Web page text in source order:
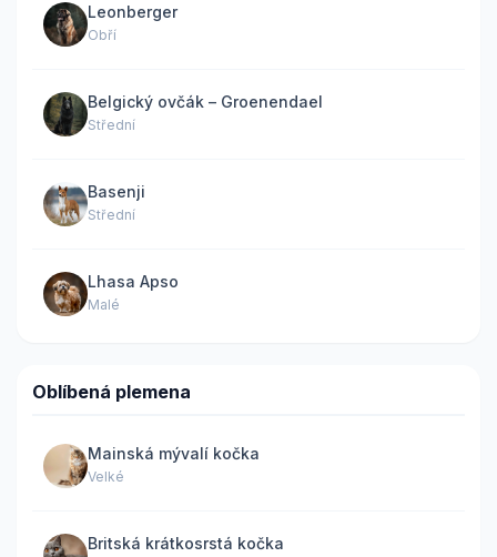
Leonberger
Obří
Belgický ovčák – Groenendael
Střední
Basenji
Střední
Lhasa Apso
Malé
Oblíbená plemena
Mainská mývalí kočka
Velké
Britská krátkosrstá kočka